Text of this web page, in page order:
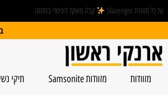
על כל מזוודת Slazenger קבלו משקל דיגיטלי במתנה
מזוודות מזוודות Samsonite תיקי